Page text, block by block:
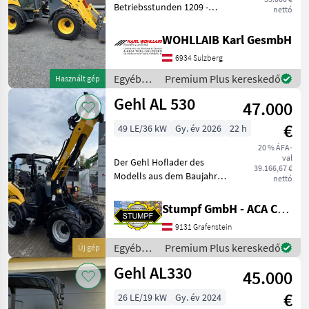
Gehl
Weidemann
Thaler
Schäffer
Fuchs
Giant
Mind a 51
megjelenítése
MODELL
AL330
AL540
Használt gép
nettó
Betriebsstunden 1209 -
Geräteverriegelung - Gehl
Aufnahme - Palettengabel -
-
WOHLLAIB Karl GesmbH
6934 Sulzberg
Egyéb
mezőgazdasági
erőgépek
Premium Plus kereskedő
Új gép
Gehl AL 530
47.000
€
20 % ÁFA-
val
39.166,67 €
nettó
49 LE/36 kW Gy. év 2026 22 h
Der Gehl Hoflader des
Modells aus dem Baujahr
herausragende Ausstattung
und seine Vielseitigkeit.
Angetrieben von einem
effizienten Diesel
Stumpf GmbH - ACA Center Stumpf
9131 Grafenstein
Egyéb
mezőgazdasági
erőgépek
Premium Plus kereskedő
Gehl AL330
45.000
€
26 LE/19 kW Gy. év 2024